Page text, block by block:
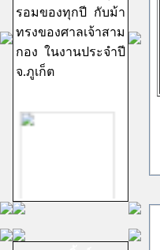
รอมของทุกปี กับม้า
ทรงของศาลเจ้าสาม
กอง ในงานประจำปี
จ.ภูเก็ต
ชีอะฮ์อิหม่ามสิบ